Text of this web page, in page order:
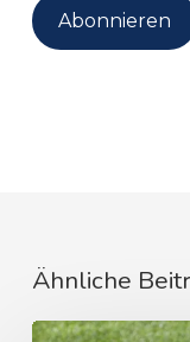
Adresse
Abonnieren
Ähnliche